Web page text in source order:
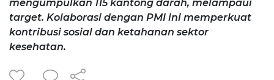
mengumpulkan 115 kantong darah, melampaui
target. Kolaborasi dengan PMI ini memperkuat
kontribusi sosial dan ketahanan sektor
kesehatan.